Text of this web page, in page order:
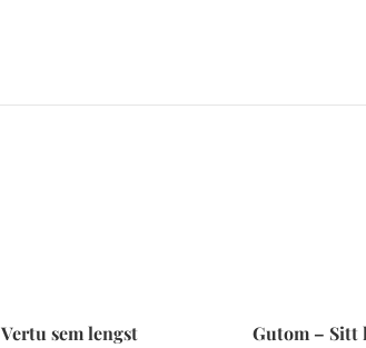
Vertu sem lengst Gutom – Sitt